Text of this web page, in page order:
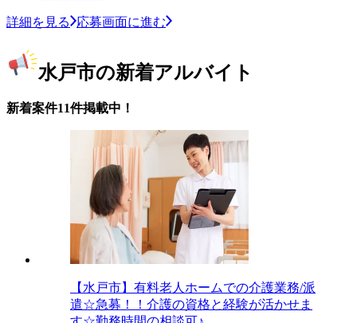
詳細を見る 応募画面に進む
水戸市の新着アルバイト
新着案件11件掲載中！
【水戸市】有料老人ホームでの介護業務/派
遣☆急募！！介護の資格と経験が活かせま